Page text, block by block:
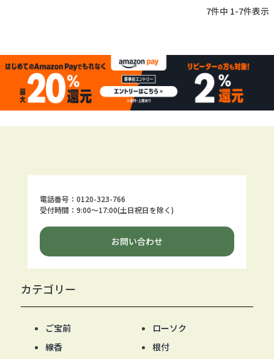
7件中 1-7件表示
電話番号：0120-323-766
受付時間：9:00～17:00(土日祝日を除く)
お問い合わせ
カテゴリー
ご宝前
ローソク
線香
根付